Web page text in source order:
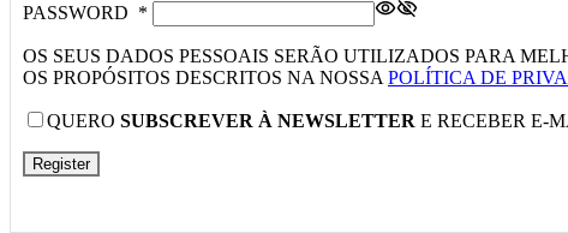
PASSWORD *
OS SEUS DADOS PESSOAIS SERÃO UTILIZADOS PARA
OS PROPÓSITOS DESCRITOS NA NOSSA POLÍTICA DE
QUERO SUBSCREVER À NEWSLETTER E RECEBER E-
Register